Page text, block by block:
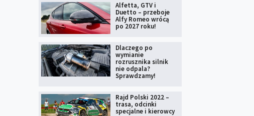
Alfetta, GTV i
Duetto – przeboje
Alfy Romeo wrócą
po 2027 roku!
Dlaczego po
wymianie
rozrusznika silnik
nie odpala?
Sprawdzamy!
Rajd Polski 2022 –
trasa, odcinki
specjalne i kierowcy